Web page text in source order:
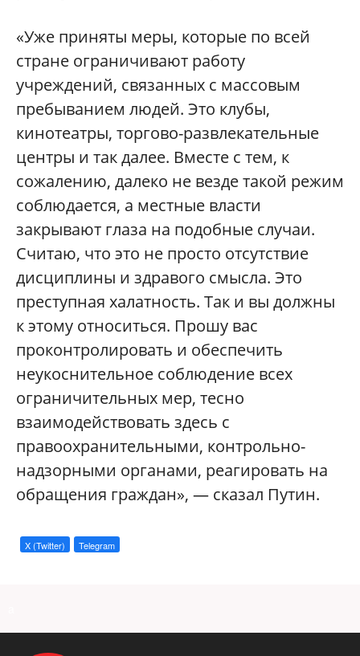
«Уже приняты меры, которые по всей
стране ограничивают работу
учреждений, связанных с массовым
пребыванием людей. Это клубы,
кинотеатры, торгово-развлекательные
центры и так далее. Вместе с тем, к
сожалению, далеко не везде такой режим
соблюдается, а местные власти
закрывают глаза на подобные случаи.
Считаю, что это не просто отсутствие
дисциплины и здравого смысла. Это
преступная халатность. Так и вы должны
к этому относиться. Прошу вас
проконтролировать и обеспечить
неукоснительное соблюдение всех
ограничительных мер, тесно
взаимодействовать здесь с
правоохранительными, контрольно-
надзорными органами, реагировать на
обращения граждан», — сказал Путин.
X (Twitter) Telegram